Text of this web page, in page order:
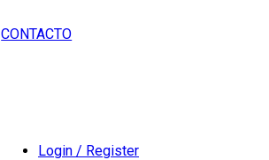
CONTACTO
Login / Register